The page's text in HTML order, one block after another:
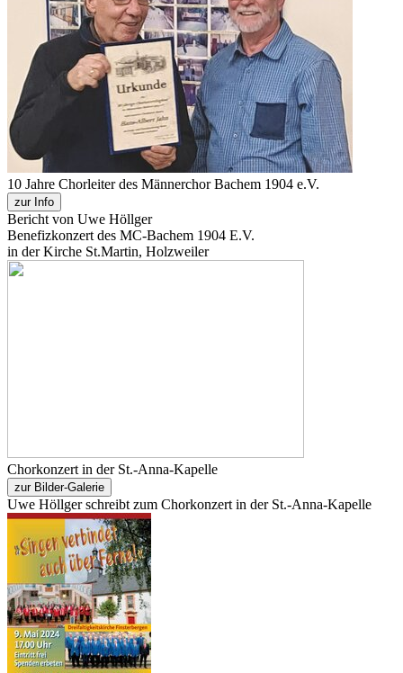
10 Jahre Chorleiter des Männerchor Bachem 1904 e.V.
zur Info
Bericht von Uwe Höllger
Benefizkonzert des MC-Bachem 1904 E.V.
in der Kirche St.Martin, Holzweiler
Chorkonzert in der St.-Anna-Kapelle
zur Bilder-Galerie
Uwe Höllger schreibt zum Chorkonzert in der St.-Anna-Kapelle